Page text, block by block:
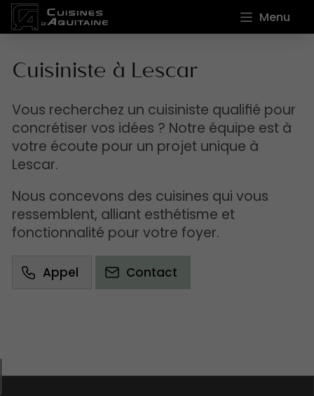
Menu
Cuisiniste à Lescar
Vous recherchez un cuisiniste qualifié pour
concrétiser vos idées ? Notre équipe est à
votre écoute pour un projet unique à
Lescar.
Nous concevons des cuisines qui vous
ressemblent, alliant esthétisme et
fonctionnalité pour votre foyer.
Appel Contact